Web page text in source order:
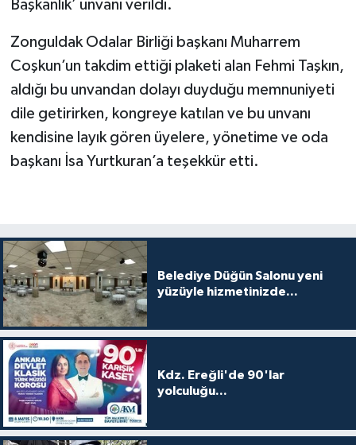
Başkanlık’ unvanı verildi.
Zonguldak Odalar Birliği başkanı Muharrem
Coşkun’un takdim ettiği plaketi alan Fehmi Taşkın,
aldığı bu unvandan dolayı duyduğu memnuniyeti
dile getirirken, kongreye katılan ve bu unvanı
kendisine layık gören üyelere, yönetime ve oda
başkanı İsa Yurtkuran’a teşekkür etti.
Belediye Düğün Salonu yeni
yüzüyle hizmetinizde...
Kdz. Ereğli'de 90'lar
yolculuğu...